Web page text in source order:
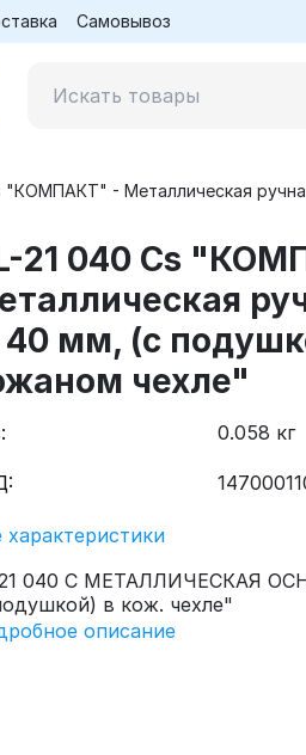
Самовывоз
"КОМПАКТ" - Металлическая
21 040 Cs
40 мм, (с
чехле"
0.058 кг
характеристики
21 040 C МЕТАЛЛИЧЕСКАЯ
в кож. чехле"
описание